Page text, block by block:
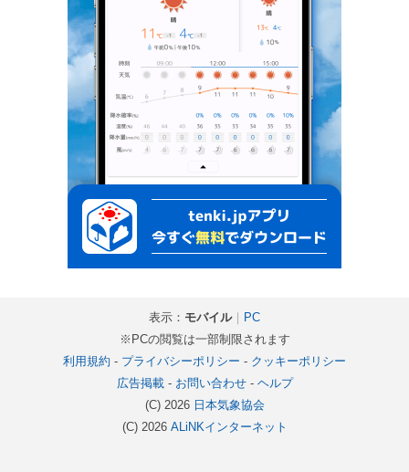
表示： モバイル｜
PC
※PCの閲覧は一部制限されます
利用規約 - プライバシーポリシー - クッキーポリシー
広告掲載- お問い合わせ- ヘルプ
(C) 2026 日本気象協会
(C) 2026 ALiNKインターネット